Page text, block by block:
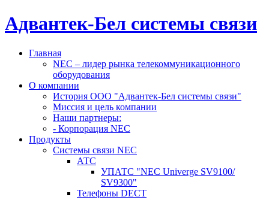
Адвантек-Бел системы связи
Главная
NEC – лидер рынка телекоммуникационного
оборудования
О компании
История ООО "Адвантек-Бел системы связи"
Миссия и цель компании
Наши партнеры:
- Корпорация NEC
Продукты
Системы cвязи NEC
АТС
УПАТС "NEC Univerge SV9100/
SV9300"
Телефоны DECT